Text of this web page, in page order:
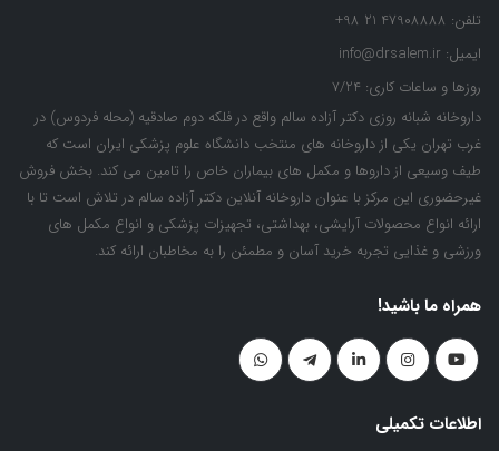
تلفن: 47908888 21 98+
ایمیل: info@drsalem.ir
روزها و ساعات کاری: 7/24
داروخانه شبانه روزی دکتر آزاده سالم واقع در فلکه دوم صادقیه (محله فردوس) در
غرب تهران یکی از داروخانه های منتخب دانشگاه علوم پزشکی ایران است که
طیف وسیعی از داروها و مکمل های بیماران خاص را تامین می کند. بخش فروش
غیرحضوری این مرکز با عنوان داروخانه آنلاین دکتر آزاده سالم در تلاش است تا با
ارائه انواع محصولات آرایشی، بهداشتی، تجهیزات پزشکی و انواع مکمل های
ورزشی و غذایی تجربه خرید آسان و مطمئن را به مخاطبان ارائه کند.
همراه ما باشید!
اطلاعات تکمیلی